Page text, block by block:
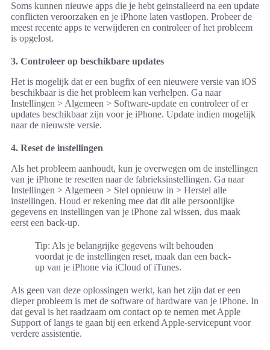
Soms kunnen nieuwe apps die je hebt geïnstalleerd na een update
conflicten veroorzaken en je iPhone laten vastlopen. Probeer de
meest recente apps te verwijderen en controleer of het probleem
is opgelost.
3. Controleer op beschikbare updates
Het is mogelijk dat er een bugfix of een nieuwere versie van iOS
beschikbaar is die het probleem kan verhelpen. Ga naar
Instellingen > Algemeen > Software-update en controleer of er
updates beschikbaar zijn voor je iPhone. Update indien mogelijk
naar de nieuwste versie.
4. Reset de instellingen
Als het probleem aanhoudt, kun je overwegen om de instellingen
van je iPhone te resetten naar de fabrieksinstellingen. Ga naar
Instellingen > Algemeen > Stel opnieuw in > Herstel alle
instellingen. Houd er rekening mee dat dit alle persoonlijke
gegevens en instellingen van je iPhone zal wissen, dus maak
eerst een back-up.
Tip: Als je belangrijke gegevens wilt behouden
voordat je de instellingen reset, maak dan een back-
up van je iPhone via iCloud of iTunes.
Als geen van deze oplossingen werkt, kan het zijn dat er een
dieper probleem is met de software of hardware van je iPhone. In
dat geval is het raadzaam om contact op te nemen met Apple
Support of langs te gaan bij een erkend Apple-servicepunt voor
verdere assistentie.